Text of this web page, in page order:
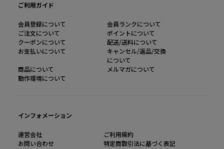
ご利用ガイド
会員登録について
会員ランクについて
ご注文について
ポイントについて
クーポンについて
配送/送料について
お支払いについて
キャンセル/返品/交換
について
商品について
メルマガについて
動作環境について
インフォメーション
運営会社
ご利用規約
お問い合わせ
特定商取引法に基づく表記